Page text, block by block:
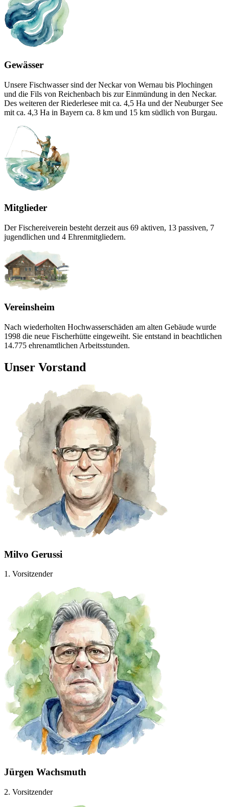
Gewässer
Unsere Fischwasser sind der Neckar von Wernau bis Plochingen
und die Fils von Reichenbach bis zur Einmündung in den Neckar.
Des weiteren der Riederlesee mit ca. 4,5 Ha und der Neuburger See
mit ca. 4,3 Ha in Bayern ca. 8 km und 15 km südlich von Burgau.
Mitglieder
Der Fischereiverein besteht derzeit aus 69 aktiven, 13 passiven, 7
jugendlichen und 4 Ehrenmitgliedern.
Vereinsheim
Nach wiederholten Hochwasserschäden am alten Gebäude wurde
1998 die neue Fischerhütte eingeweiht. Sie entstand in beachtlichen
14.775 ehrenamtlichen Arbeitsstunden.
Unser Vorstand
Milvo Gerussi
1. Vorsitzender
Jürgen Wachsmuth
2. Vorsitzender